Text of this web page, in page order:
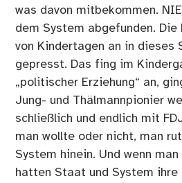
was davon mitbekommen.
dem System abgefunden. Die
von Kindertagen an in dieses
gepresst. Das fing im
„politischer Erziehung“ an,
Jung- und Thälmannpionier
schließlich und endlich mit
man wollte oder nicht, man
System hinein. Und wenn
hatten Staat und System